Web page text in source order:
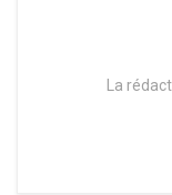
La